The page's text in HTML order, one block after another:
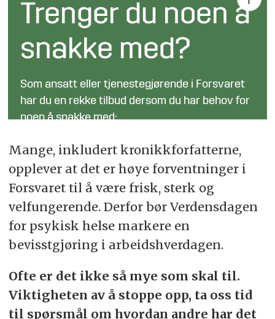
Trenger du noen å
snakke med?
Som ansatt eller tjenestegjørende i Forsvaret
har du en rekke tilbud dersom du har behov for
noen å snakke med:
Forsvaret og Kirkens SOS' «Grønn linje»: Tlf.:
800 30 445.
Forsvarets tros- og livssynskorps (FTLK).
Her kan du snakke med prest, humanist eller
imam.
Personell med Vivat-kurs innen
selvmordsforebygging.
Mange, inkludert kronikkforfatterne,
opplever at det er høye forventninger i
Forsvaret til å være frisk, sterk og
velfungerende. Derfor bør Verdensdagen
for psykisk helse markere en
bevisstgjøring i arbeidshverdagen.
Ofte er det ikke så mye som skal til.
Viktigheten av å stoppe opp, ta oss tid
til spørsmål om hvordan andre har det